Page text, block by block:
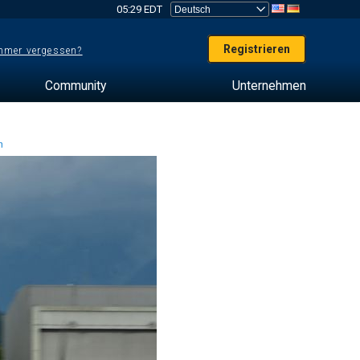
05:29 EDT
vergessen? Registrieren
Community Unternehmen